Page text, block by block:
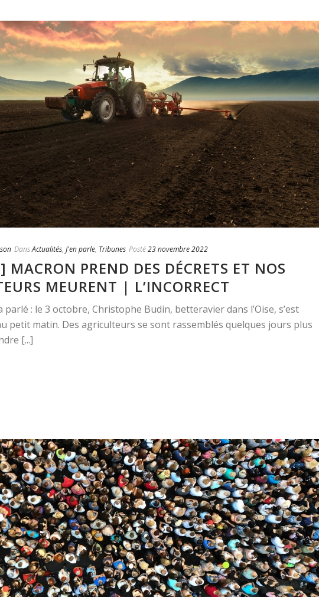
DansActualités, J'en parle, Tribunes Posté23 novembre 2022
MACRON PREND DES DÉCRETS ET NOS
MEURENT | L’INCORRECT
parlé : le 3 octobre, Christophe Budin, betteravier dans l’Oise, s’est
petit matin. Des agriculteurs se sont rassemblés quelques jours plus
[...]